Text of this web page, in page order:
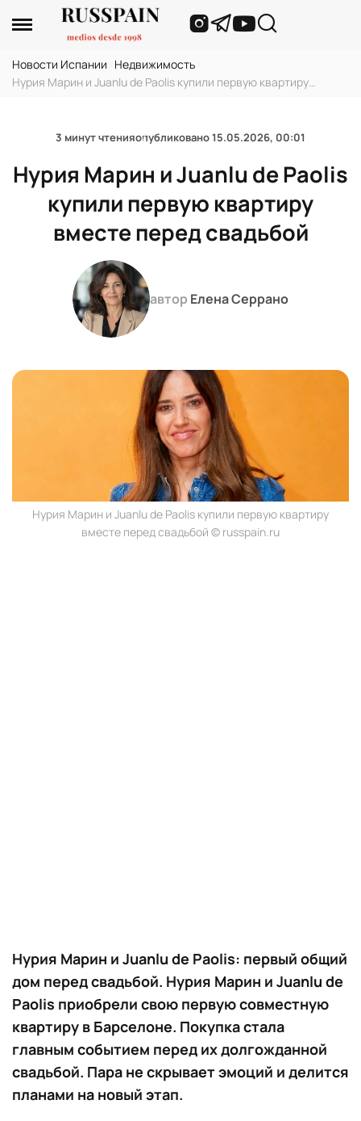
Новости Испании Недвижимость
Нурия Марин и Juanlu de Paolis купили первую квартиру
3 минут чтенияопубликовано15.05.2026, 00:01
Нурия Марин и Juanlu de Paolis
купили первую квартиру
вместе перед свадьбой
автор Елена Серрано
Нурия Марин и Juanlu de Paolis купили первую квартиру
вместе перед свадьбой © russpain.ru
Нурия Марин и Juanlu de Paolis: первый общий
дом перед свадьбой. Нурия Марин и Juanlu de
Paolis приобрели свою первую совместную
квартиру в Барселоне. Покупка стала
главным событием перед их долгожданной
свадьбой. Пара не скрывает эмоций и делится
планами на новый этап.